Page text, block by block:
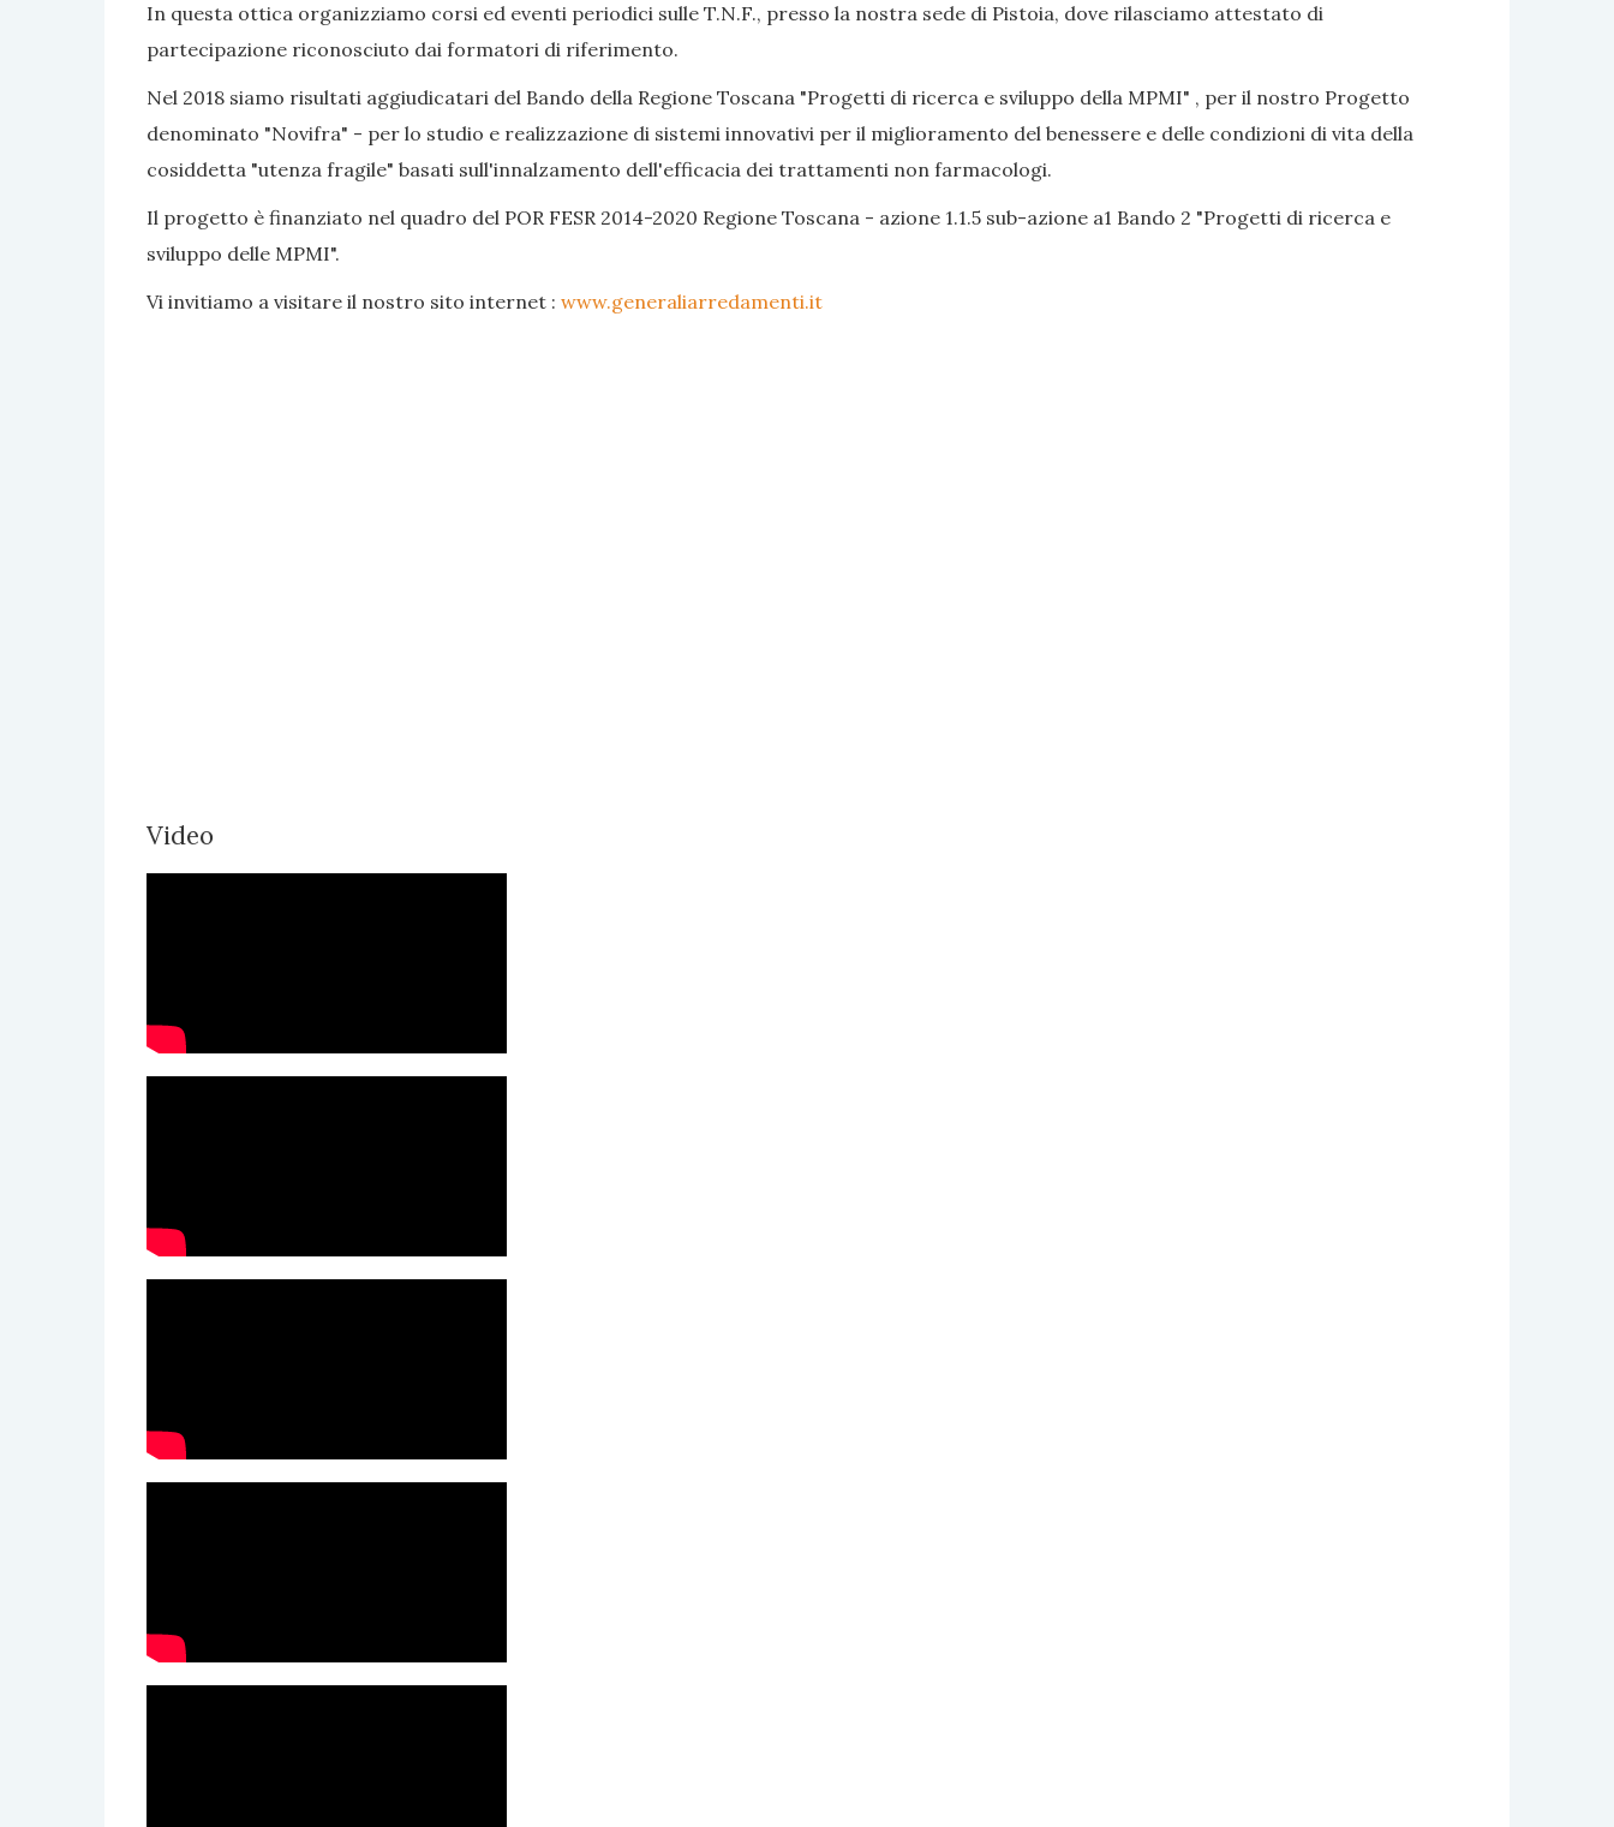
In questa ottica organizziamo corsi ed eventi periodici sulle T.N.F., presso la nostra sede di Pistoia, dove rilasciamo attestato di
partecipazione riconosciuto dai formatori di riferimento.
Nel 2018 siamo risultati aggiudicatari del Bando della Regione Toscana "Progetti di ricerca e sviluppo della MPMI" , per il nostro Progetto
denominato "Novifra" - per lo studio e realizzazione di sistemi innovativi per il miglioramento del benessere e delle condizioni di vita della
cosiddetta "utenza fragile" basati sull'innalzamento dell'efficacia dei trattamenti non farmacologi.
Il progetto è finanziato nel quadro del POR FESR 2014-2020 Regione Toscana - azione 1.1.5 sub-azione a1 Bando 2 "Progetti di ricerca e
sviluppo delle MPMI".
Vi invitiamo a visitare il nostro sito internet : www.generaliarredamenti.it
Video